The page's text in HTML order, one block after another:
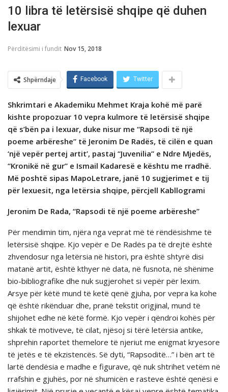
10 libra të letërsisë shqipe që duhen
lexuar
Përditësimi i fundit Nov 15, 2018
Shpërndaje Facebook Twitter
Shkrimtari e Akademiku Mehmet Kraja kohë më parë
kishte propozuar 10 vepra kulmore të letërsisë shqipe
që s’bën pa i lexuar, duke nisur me “Rapsodi të një
poeme arbëreshe” të Jeronim De Radës, të cilën e quan
‘një vepër pertej artit’, pastaj “Juvenilia” e Ndre Mjedës,
“Kronikë në gur” e Ismail Kadaresë e kështu me rradhë.
Më poshtë sipas MapoLetrare, janë 10 sugjerimet e tij
për lexuesit, nga letërsia shqipe, përcjell Kabllogrami
Jeronim De Rada, “Rapsodi të një poeme arbëreshe”
Për mendimin tim, njëra nga veprat më të rëndësishme të
letërsisë shqipe. Kjo vepër e De Radës pa të drejtë është
zhvendosur nga letërsia në histori, pra është shtyrë disi
matanë artit, është kthyer në data, në fusnota, në shënime
bio-bibliografike dhe nuk sugjerohet si vepër për lexim.
Arsye për këtë mund të ketë qenë gjuha, por vepra ka kohe
që është rikënduar dhe, pranë tekstit origjinal, mund të
shijohet edhe në këtë formë. Kjo vepër i qëndroi kohës për
shkak të motiveve, të cilat, njësoj si tërë letërsia antike,
shprehin raportet themelore të njeriut me enigmat kryesore
të jetës e të ekzistencës. Së dyti, “Rapsoditë…” i bën art të
lartë dendësia e madhe e figurave, që nuk shtrihet vetëm në
rrafshin e gjuhës, por në shumicën e rasteve është qenësi e